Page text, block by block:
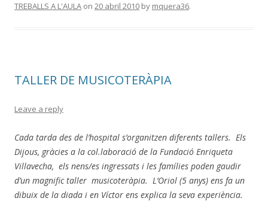
TREBALLS A L'AULA on 20 abril 2010 by mquera36.
TALLER DE MUSICOTERÀPIA
Leave a reply
Cada tarda des de l’hospital s’organitzen diferents tallers. Els
Dijous, gràcies a la col.laboració de la Fundació Enriqueta
Villavecha, els nens/es ingressats i les famílies poden gaudir
d’un magnific taller musicoteràpia. L’Oriol (5 anys) ens fa un
dibuix de la diada i en Víctor ens explica la seva experiència.